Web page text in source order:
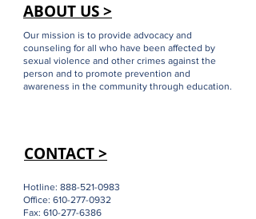
ABOUT US >
Our mission is to provide advocacy and
counseling for all who have been affected by
sexual violence and other crimes against the
person and to promote prevention and
awareness in the community through education.
CONTACT >
Hotline: 888-521-0983
Office: 610-277-0932
Fax: 610-277-6386